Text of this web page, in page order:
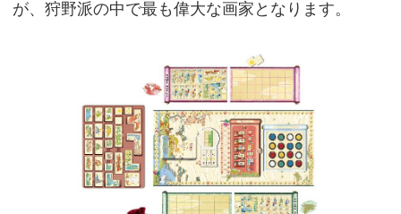
が、狩野派の中で最も偉大な画家となります。